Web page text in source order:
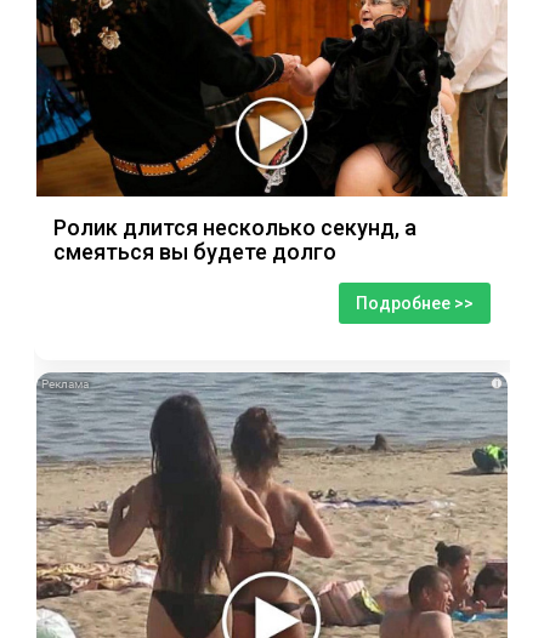
Ролик длится несколько секунд, а
смеяться вы будете долго
Подробнее >>
i